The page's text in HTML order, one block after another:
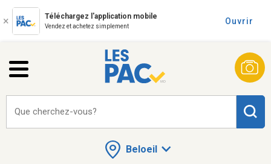
Téléchargez l'application mobile
Vendez et achetez simplement
Ouvrir
Beloeil
Que cherchez-vous?